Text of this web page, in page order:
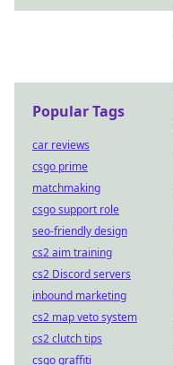
Popular Tags
car reviews
csgo prime
matchmaking
csgo support role
seo-friendly design
cs2 aim training
cs2 Discord servers
inbound marketing
cs2 map veto system
cs2 clutch tips
csgo graffiti